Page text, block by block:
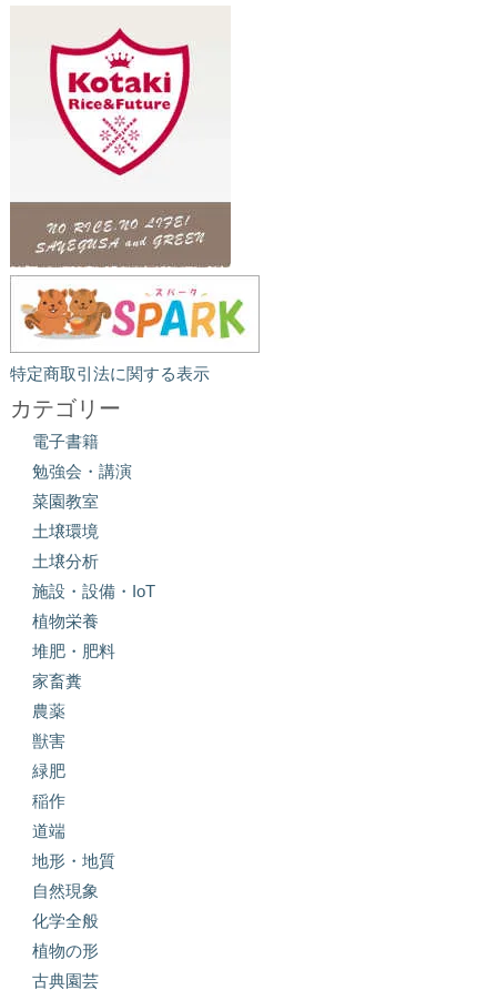
特定商取引法に関する表示
カテゴリー
電子書籍
勉強会・講演
菜園教室
土壌環境
土壌分析
施設・設備・IoT
植物栄養
堆肥・肥料
家畜糞
農薬
獣害
緑肥
稲作
道端
地形・地質
自然現象
化学全般
植物の形
古典園芸